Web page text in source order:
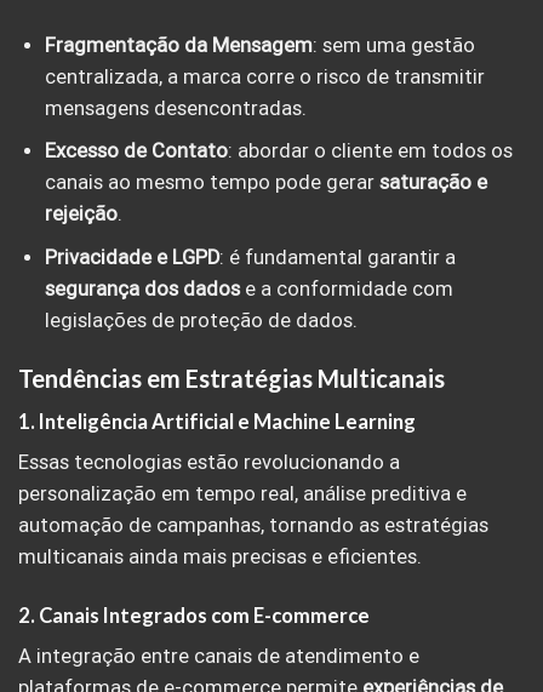
Fragmentação da Mensagem: sem uma gestão
centralizada, a marca corre o risco de transmitir
mensagens desencontradas.
Excesso de Contato: abordar o cliente em todos os
canais ao mesmo tempo pode gerar saturação e
rejeição.
Privacidade e LGPD: é fundamental garantir a
segurança dos dadose a conformidade com
legislações de proteção de dados.
Tendências em Estratégias Multicanais
1. Inteligência Artificial e Machine Learning
Essas tecnologias estão revolucionando a
personalização em tempo real, análise preditiva e
automação de campanhas, tornando as estratégias
multicanais ainda mais precisas e eficientes.
2. Canais Integrados com E-commerce
A integração entre canais de atendimento e